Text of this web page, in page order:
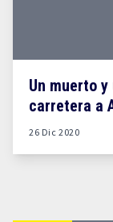
Un muerto
carretera a
26 Dic 2020